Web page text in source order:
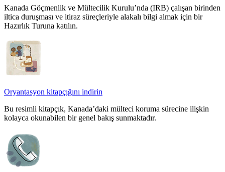
Kanada Göçmenlik ve Mültecilik Kurulu’nda (IRB) çalışan birinden
iltica duruşması ve itiraz süreçleriyle alakalı bilgi almak için bir
Hazırlık Turuna katılın.
Oryantasyon kitapçığını indirin
Bu resimli kitapçık, Kanada’daki mülteci koruma sürecine ilişkin
kolayca okunabilen bir genel bakış sunmaktadır.